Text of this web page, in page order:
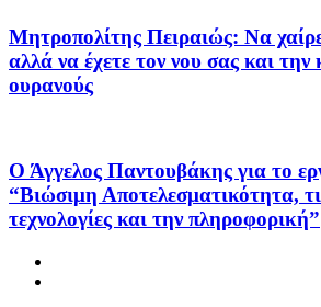
Μητροπολίτης Πειραιώς: Να
αλλά να έχετε τον νου σας και την
ουρανούς
Ο Άγγελος Παντουβάκης για το
“Βιώσιμη Αποτελεσματικότητα,
τεχνολογίες και την πληροφορική”